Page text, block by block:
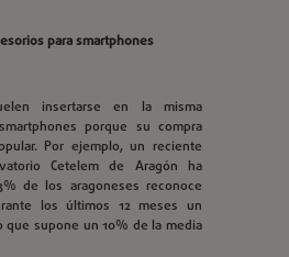
para smartphones
insertarse en la misma
porque su compra
Por ejemplo, un reciente
Cetelem de Aragón ha
de los aragoneses reconoce
los últimos 12 meses un
que supone un 10% de la media